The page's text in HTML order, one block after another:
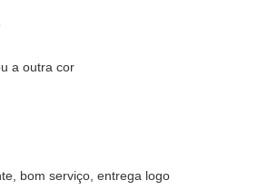
a outra cor
bom serviço, entrega logo